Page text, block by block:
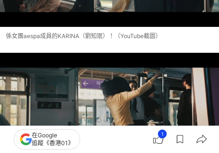
係女團aespa成員的KARINA（劉知珉）！（YouTube截圖）
在Google
追蹤《香港01》
1